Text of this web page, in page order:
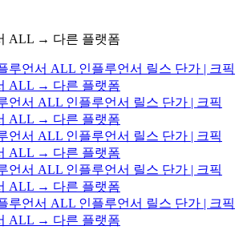
ALL → 다른 플랫폼
루언서 ALL 인플루언서 릴스 단가 | 크픽
ALL → 다른 플랫폼
언서 ALL 인플루언서 릴스 단가 | 크픽
ALL → 다른 플랫폼
언서 ALL 인플루언서 릴스 단가 | 크픽
ALL → 다른 플랫폼
언서 ALL 인플루언서 릴스 단가 | 크픽
ALL → 다른 플랫폼
루언서 ALL 인플루언서 릴스 단가 | 크픽
ALL → 다른 플랫폼